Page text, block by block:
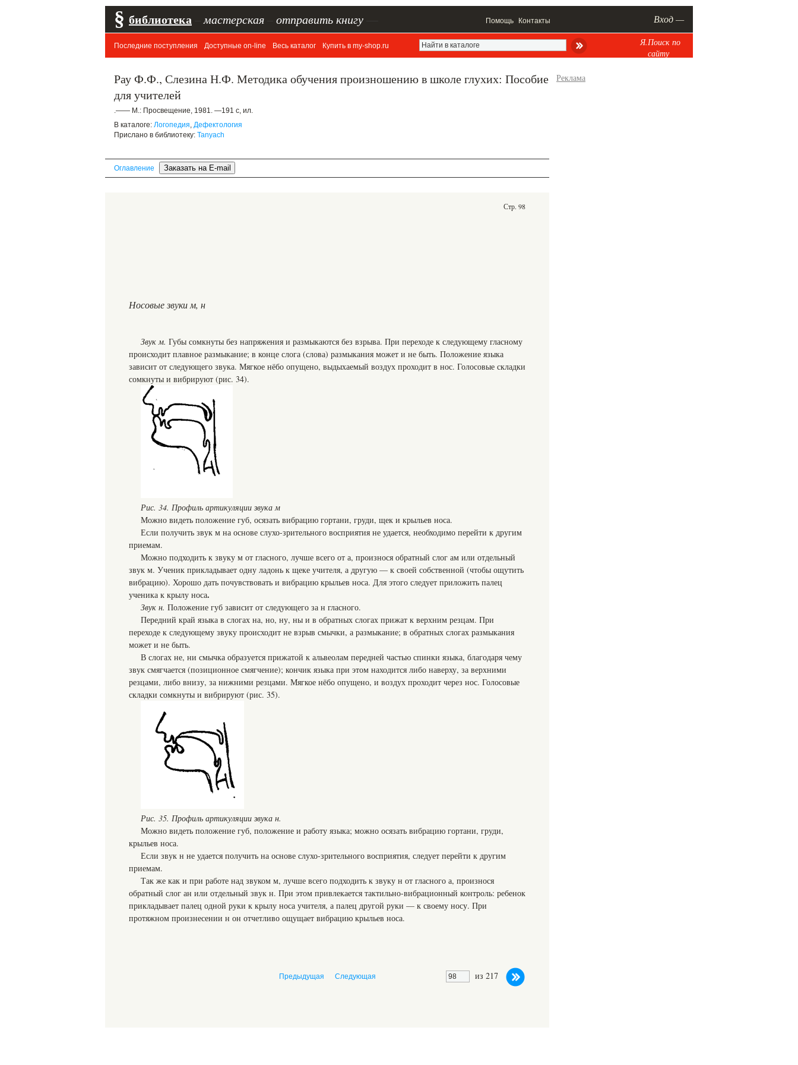
§ библиотека мастерская отправить книгу Помощь Контакты Вход —
Последние поступления Доступные on-line Весь каталог Купить в my-shop.ru
Я.Поиск по
сайту
Рау Ф.Ф., Слезина Н.Ф. Методика обучения произношению в школе глухих: Пособие
для учителей
.—— М.: Просвещение, 1981. —191 с, ил.
В каталоге: Логопедия, Дефектология
Прислано в библиотеку: Tanyach
Оглавление
Стр. 98
Носовые звуки м, н
Звук м. Губы сомкнуты без напряжения и размыкаются без взрыва. При переходе к следующему гласному
происходит плавное размыкание; в конце слога (слова) размыкания может и не быть. Положение языка
зависит от следующего звука. Мягкое нёбо опущено, выдыхаемый воздух проходит в нос. Голосовые складки
сомкнуты и вибрируют (рис. 34).
Рис. 34. Профиль артикуляции звука м
Можно видеть положение губ, осязать вибрацию гортани, груди, щек и крыльев носа.
Если получить звук м на основе слухо-зрительного восприятия не удается, необходимо перейти к другим
приемам.
Можно подходить к звуку м от гласного, лучше всего от а, произнося обратный слог ам или отдельный
звук м. Ученик прикладывает одну ладонь к щеке учителя, а другую — к своей собственной (чтобы ощутить
вибрацию). Хорошо дать почувствовать и вибрацию крыльев носа. Для этого следует приложить палец
ученика к крылу носа.
Звук н. Положение губ зависит от следующего за н гласного.
Передний край языка в слогах на, но, ну, ны и в обратных слогах прижат к верхним резцам. При
переходе к следующему звуку происходит не взрыв смычки, а размыкание; в обратных слогах размыкания
может и не быть.
В слогах не, ни смычка образуется прижатой к альвеолам передней частью спинки языка, благодаря чему
звук смягчается (позиционное смягчение); кончик языка при этом находится либо наверху, за верхними
резцами, либо внизу, за нижними резцами. Мягкое нёбо опущено, и воздух проходит через нос. Голосовые
складки сомкнуты и вибрируют (рис. 35).
Рис. 35. Профиль артикуляции звука н.
Можно видеть положение губ, положение и работу языка; можно осязать вибрацию гортани, груди,
крыльев носа.
Если звук н не удается получить на основе слухо-зрительного восприятия, следует перейти к другим
приемам.
Так же как и при работе над звуком м, лучше всего подходить к звуку н от гласного а, произнося
обратный слог ан или отдельный звук н. При этом привлекается тактильно-вибрационный контроль: ребенок
прикладывает палец одной руки к крылу носа учителя, а палец другой руки — к своему носу. При
протяжном произнесении н он отчетливо ощущает вибрацию крыльев носа.
из 217
Предыдущая Следующая
Реклама